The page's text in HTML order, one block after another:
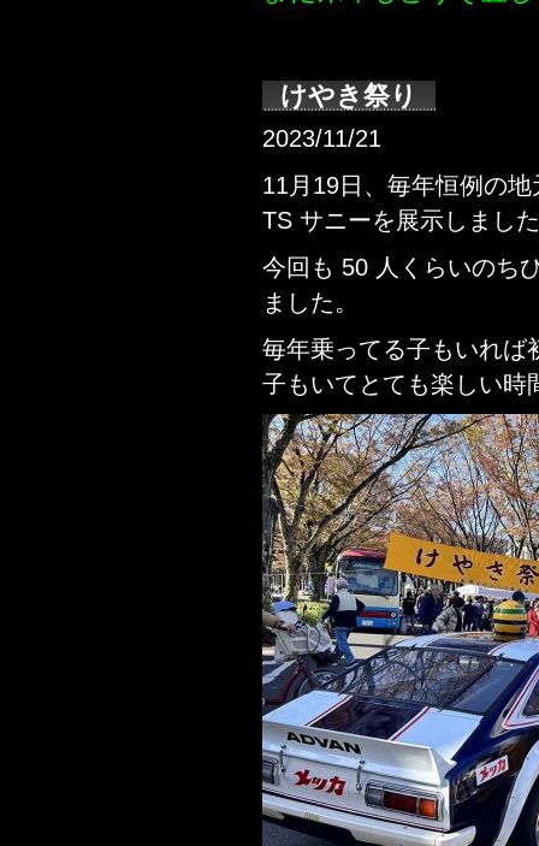
けやき祭り
2023/11/21
11月19日、毎年恒例の
TS サニーを展示しまし
今回も 50 人くらいのち
ました。
毎年乗ってる子もいれば
子もいてとても楽しい時